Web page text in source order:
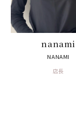
nanami
NANAMI
店長